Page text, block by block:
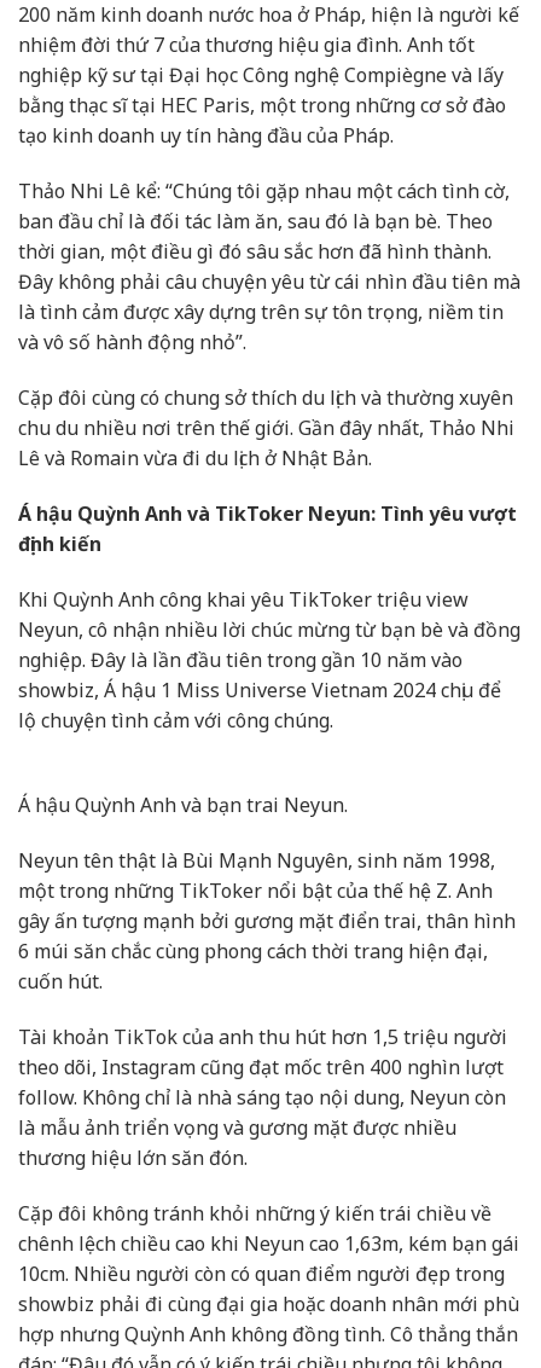
200 năm kinh doanh nước hoa ở Pháp, hiện là người kế
nhiệm đời thứ 7 của thương hiệu gia đình. Anh tốt
nghiệp kỹ sư tại Đại học Công nghệ Compiègne và lấy
bằng thạc sĩ tại HEC Paris, một trong những cơ sở đào
tạo kinh doanh uy tín hàng đầu của Pháp.
Thảo Nhi Lê kể: “Chúng tôi gặp nhau một cách tình cờ,
ban đầu chỉ là đối tác làm ăn, sau đó là bạn bè. Theo
thời gian, một điều gì đó sâu sắc hơn đã hình thành.
Đây không phải câu chuyện yêu từ cái nhìn đầu tiên mà
là tình cảm được xây dựng trên sự tôn trọng, niềm tin
và vô số hành động nhỏ”.
Cặp đôi cùng có chung sở thích du lịch và thường xuyên
chu du nhiều nơi trên thế giới. Gần đây nhất, Thảo Nhi
Lê và Romain vừa đi du lịch ở Nhật Bản.
Á hậu Quỳnh Anh và TikToker Neyun: Tình yêu vượt
định kiến
Khi Quỳnh Anh công khai yêu TikToker triệu view
Neyun, cô nhận nhiều lời chúc mừng từ bạn bè và đồng
nghiệp. Đây là lần đầu tiên trong gần 10 năm vào
showbiz, Á hậu 1 Miss Universe Vietnam 2024 chịu để
lộ chuyện tình cảm với công chúng.
Á hậu Quỳnh Anh và bạn trai Neyun.
Neyun tên thật là Bùi Mạnh Nguyên, sinh năm 1998,
một trong những TikToker nổi bật của thế hệ Z. Anh
gây ấn tượng mạnh bởi gương mặt điển trai, thân hình
6 múi săn chắc cùng phong cách thời trang hiện đại,
cuốn hút.
Tài khoản TikTok của anh thu hút hơn 1,5 triệu người
theo dõi, Instagram cũng đạt mốc trên 400 nghìn lượt
follow. Không chỉ là nhà sáng tạo nội dung, Neyun còn
là mẫu ảnh triển vọng và gương mặt được nhiều
thương hiệu lớn săn đón.
Cặp đôi không tránh khỏi những ý kiến trái chiều về
chênh lệch chiều cao khi Neyun cao 1,63m, kém bạn gái
10cm. Nhiều người còn có quan điểm người đẹp trong
showbiz phải đi cùng đại gia hoặc doanh nhân mới phù
hợp nhưng Quỳnh Anh không đồng tình. Cô thẳng thắn